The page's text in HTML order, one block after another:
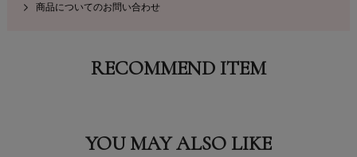
商品についてのお問い合わせ
RECOMMEND ITEM
YOU MAY ALSO LIKE